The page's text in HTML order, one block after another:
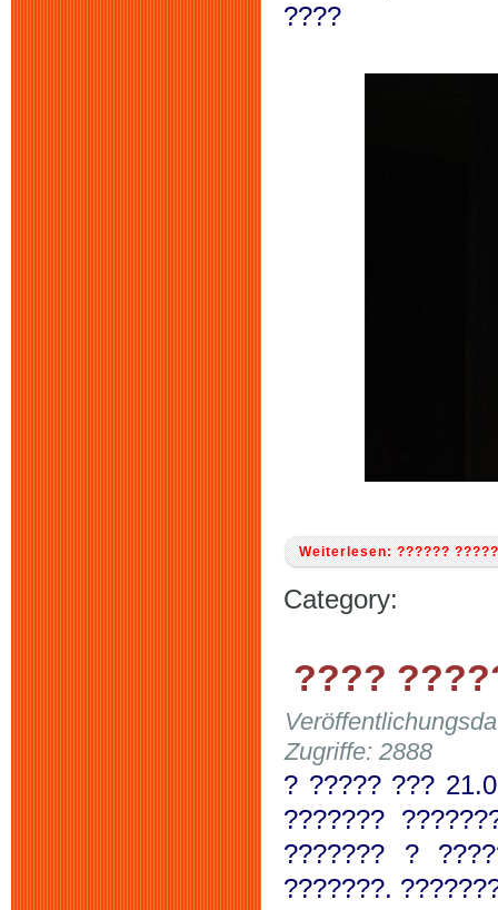
????
Weiterlesen: ??????
Category:
????
Zugriffe: 2888
? ????? ???
???????
??????? ?
???????.